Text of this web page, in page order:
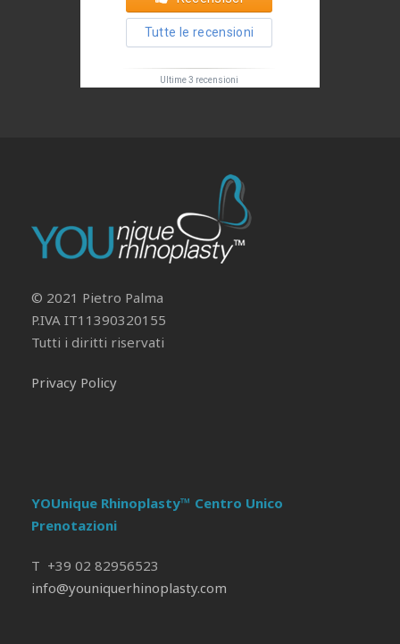
Il tuo ProfiloProf. Pietro Palma MD, FACS
© 2021 Pietro Palma
P.IVA IT11390320155
Tutti i diritti riservati
Privacy Policy
YOUnique Rhinoplasty™ Centro Unico
Prenotazioni
T +39 02 82956523
info@youniquerhinoplasty.com